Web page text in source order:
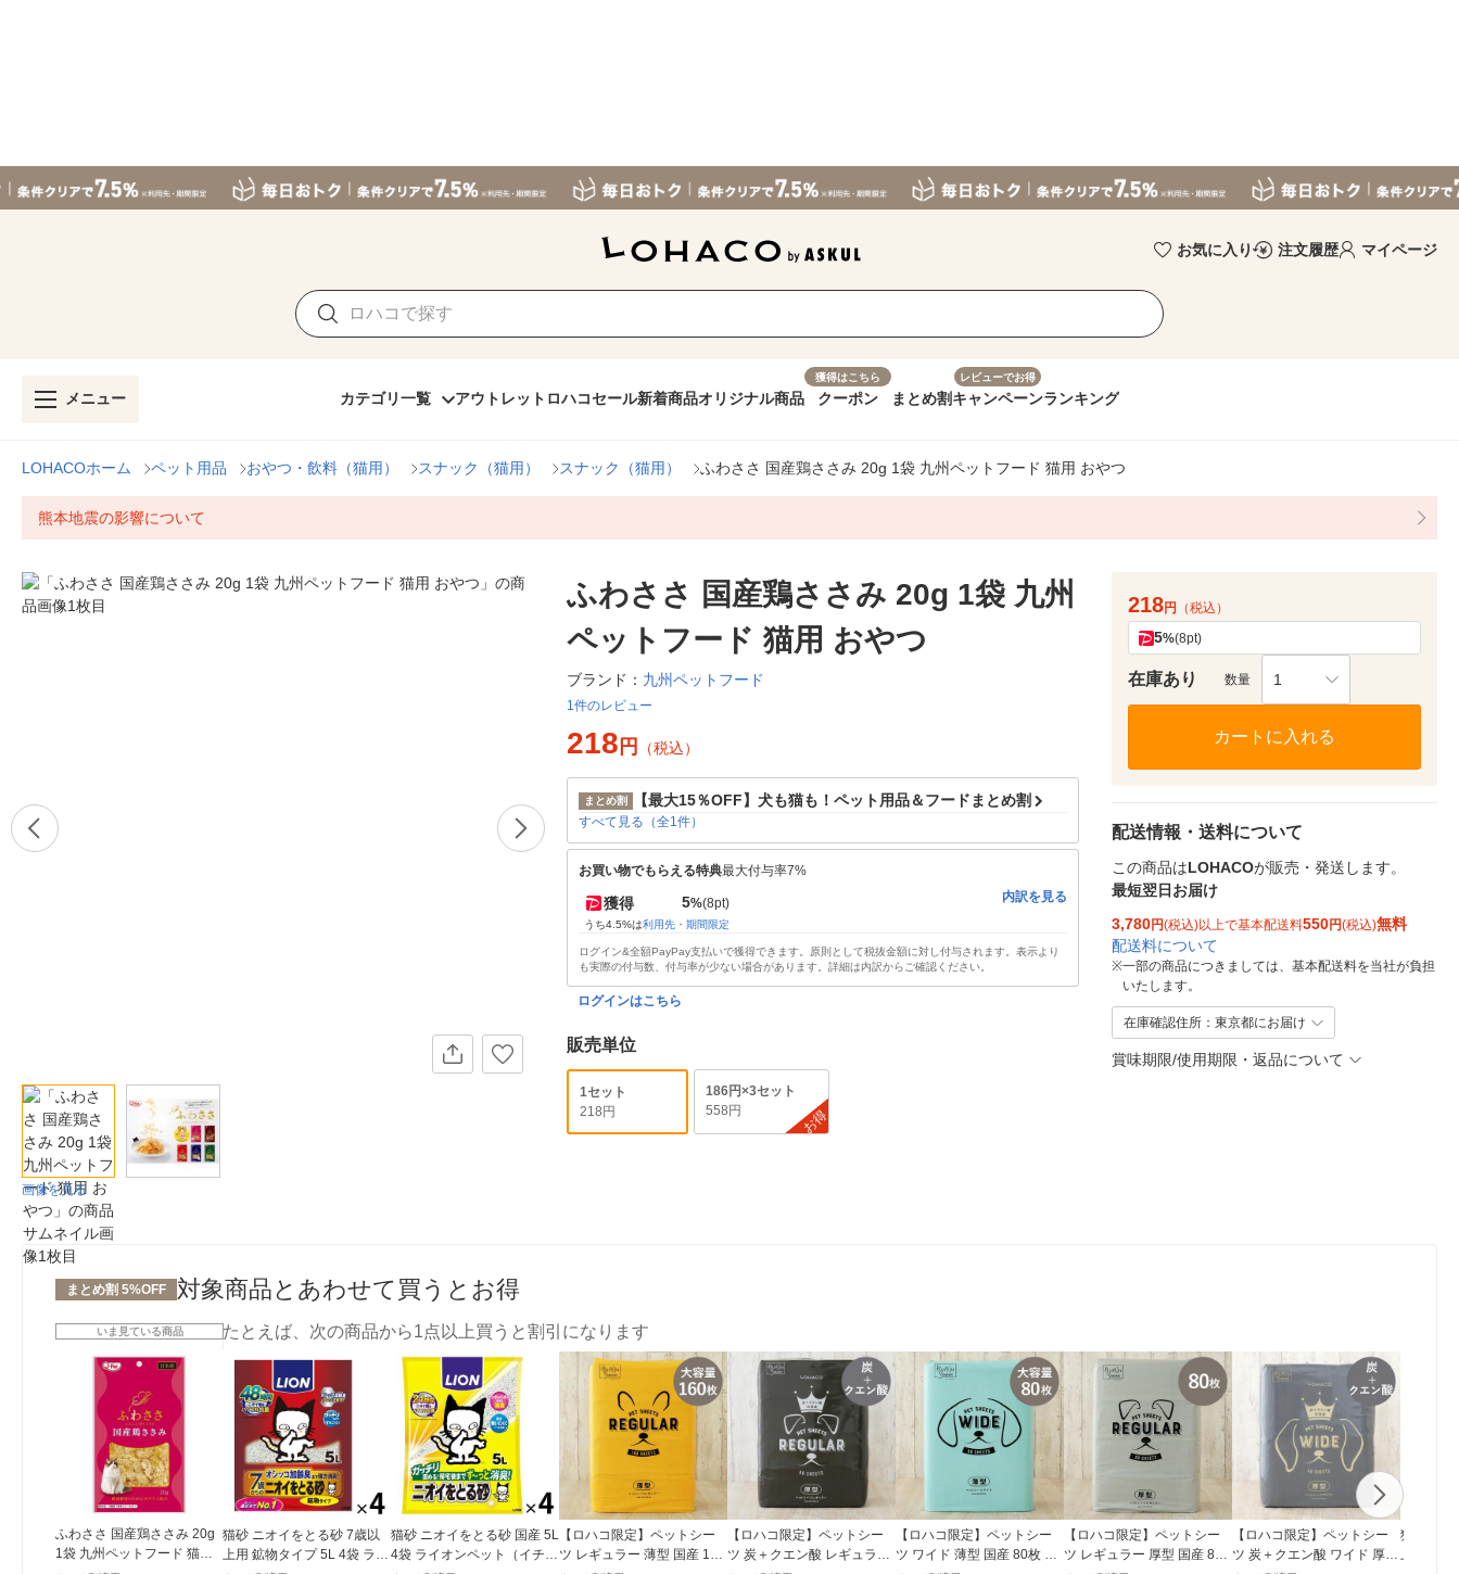
お気に入り 注文履歴 マイページ
メニュー カテゴリ一覧 アウトレット ロハコセール新着商品オリジナル商品
獲得はこちら
クーポン まとめ割
レビューでお得
キャンペーンランキング
LOHACOホーム ペット用品 おやつ・飲料（猫用） スナック（猫用） スナック（猫用） ふわささ 国産鶏ささみ 20g 1袋 九州ペットフード 猫用 おやつ
熊本地震の影響について
画像を見る
ふわささ 国産鶏ささみ 20g 1袋 九州
ペットフード 猫用 おやつ
ブランド： 九州ペットフード
1件のレビュー
218 円 （税込）
まとめ割 【最大15％OFF】犬も猫も！ペット用品＆フードまとめ割
すべて見る（全1件）
お買い物でもらえる特典最大付与率7%
獲得 5%(8pt)
うち4.5%は利用先・期間限定
内訳を見る
ログイン&全額PayPay支払いで獲得できます。原則として税抜金額に対し付与されます。表示より
も実際の付与数、付与率が少ない場合があります。詳細は内訳からご確認ください。
ログインはこちら
販売単位
1セット
218円
186円×3セット
558円
お得
218円 （税込）
5%(8pt)
在庫あり 数量 1
カートに入れる
配送情報・送料について
この商品はLOHACOが販売・発送します。
最短翌日お届け
3,780円(税込)以上で基本配送料550円(税込)無料
配送料について
※一部の商品につきましては、基本配送料を当社が負担
いたします。
在庫確認住所：東京都にお届け
賞味期限/使用期限・返品について
まとめ割 5%OFF 対象商品とあわせて買うとお得
いま見ている商品
ふわささ 国産鶏ささみ 20g
1袋 九州ペットフード 猫用
たとえば、次の商品から1点以上買うと割引になります
猫砂 ニオイをとる砂 7歳以
上用 鉱物タイプ 5L 4袋 ライ
猫砂 ニオイをとる砂 国産 5L
4袋 ライオンペット（イチオ
【ロハコ限定】ペットシー
ツ レギュラー 薄型 国産 160
【ロハコ限定】ペットシー
ツ 炭＋クエン酸 レギュラー
【ロハコ限定】ペットシー
ツ ワイド 薄型 国産 80枚 1
【ロハコ限定】ペットシー
ツ レギュラー 厚型 国産 80
【ロハコ限定】ペットシー
ツ 炭＋クエン酸 ワイド 厚型
猫砂 ニ
上用 鉱